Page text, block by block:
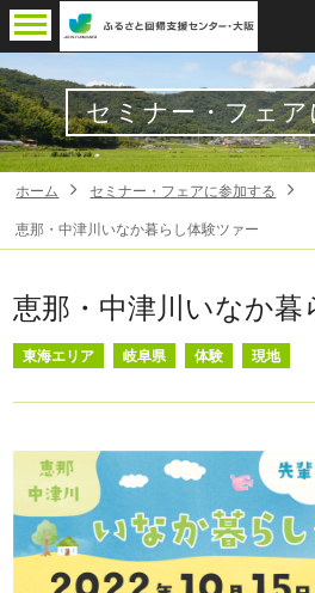
セミナー・フェ
ホーム セミナー・フェアに参加する
恵那・中津川いなか暮らし体験ツァー
恵那・中津川いなか暮
東海エリア 岐阜県 体験 現地